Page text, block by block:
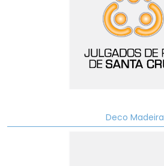
Deco Madeira